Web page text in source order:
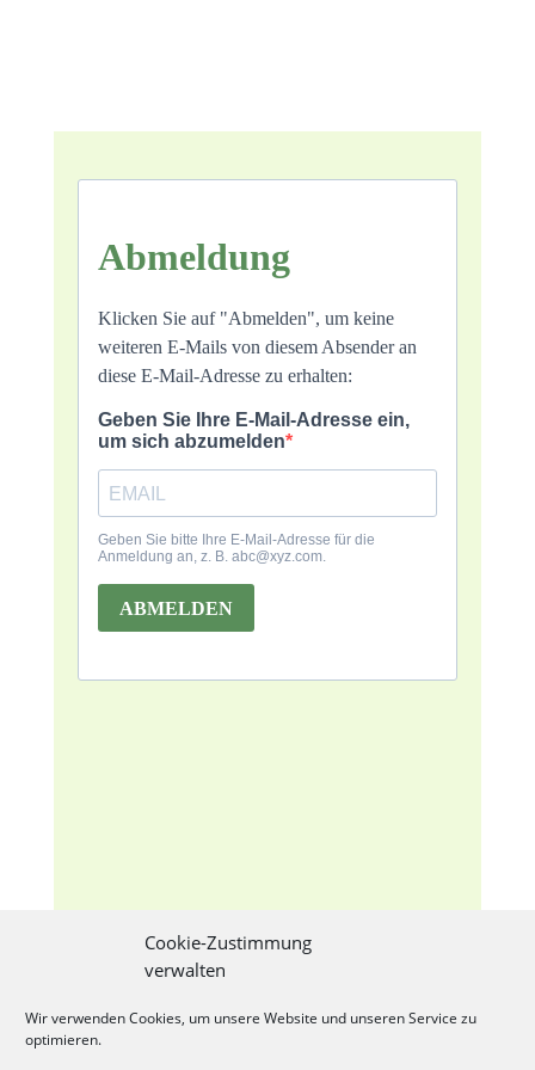
Cookie-Zustimmung
verwalten
Wir verwenden Cookies, um unsere Website und unseren Service zu
optimieren.
NEWSLETTER ANMELDUNG